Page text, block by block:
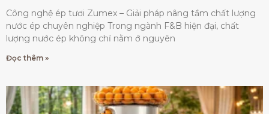
Công nghệ ép tươi Zumex – Giải pháp nâng tầm chất lượng
nước ép chuyên nghiệp Trong ngành F&B hiện đại, chất
lượng nước ép không chỉ nằm ở nguyên
Đọc thêm »